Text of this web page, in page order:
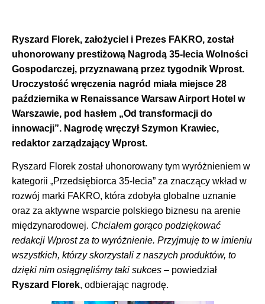
Ryszard Florek, założyciel i Prezes FAKRO, został
uhonorowany prestiżową Nagrodą 35-lecia Wolności
Gospodarczej, przyznawaną przez tygodnik Wprost.
Uroczystość wręczenia nagród miała miejsce 28
października w Renaissance Warsaw Airport Hotel w
Warszawie, pod hasłem „Od transformacji do
innowacji”. Nagrodę wręczył Szymon Krawiec,
redaktor zarządzający Wprost.
Ryszard Florek został uhonorowany tym wyróżnieniem w
kategorii „Przedsiębiorca 35-lecia” za znaczący wkład w
rozwój marki FAKRO, która zdobyła globalne uznanie
oraz za aktywne wsparcie polskiego biznesu na arenie
międzynarodowej. Chciałem gorąco podziękować
redakcji Wprost za to wyróżnienie. Przyjmuję to w imieniu
wszystkich, którzy skorzystali z naszych produktów, to
dzięki nim osiągnęliśmy taki sukces – powiedział
Ryszard Florek, odbierając nagrodę.